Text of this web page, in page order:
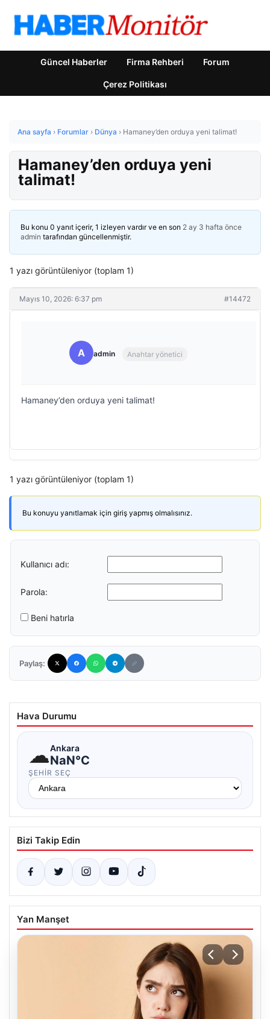
Güncel Haberler Firma Rehberi Forum
Çerez Politikası
Ana sayfa › Forumlar › Dünya › Hamaney’den orduya yeni talimat!
Hamaney’den orduya yeni
talimat!
Bu konu 0 yanıt içerir, 1 izleyen vardır ve en son 2 ay 3 hafta önce
admin tarafından güncellenmiştir.
1 yazı görüntüleniyor (toplam 1)
Mayıs 10, 2026: 6:37 pm #14472
A admin Anahtar yönetici
Hamaney’den orduya yeni talimat!
1 yazı görüntüleniyor (toplam 1)
Bu konuyu yanıtlamak için giriş yapmış olmalısınız.
Kullanıcı adı:
Parola:
Beni hatırla
Paylaş:
Hava Durumu
☁Ankara
NaN°C
ŞEHIR SEÇ
Bizi Takip Edin
Yan Manşet